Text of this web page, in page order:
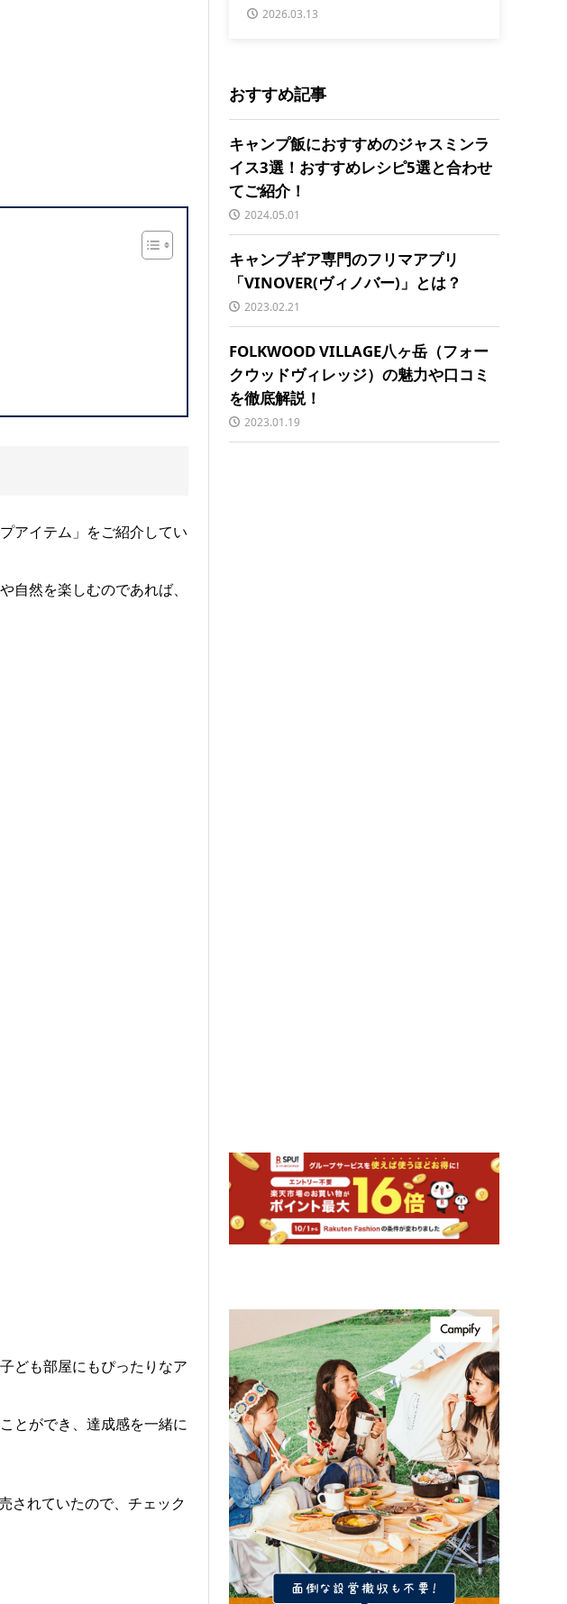
アイテム」をご紹介してい
然を楽しむのであれば、
ども部屋にもぴったりなア
とができ、達成感を一緒に
されていたので、チェック
2026.03.13
おすすめ記事
キャンプ飯におすすめのジャスミンラ
イス3選！おすすめレシピ5選と合わせ
てご紹介！
2024.05.01
キャンプギア専門のフリマアプリ
「VINOVER(ヴィノバー)」とは？
2023.02.21
FOLKWOOD VILLAGE八ヶ岳（フォー
クウッドヴィレッジ）の魅力や口コミ
を徹底解説！
2023.01.19